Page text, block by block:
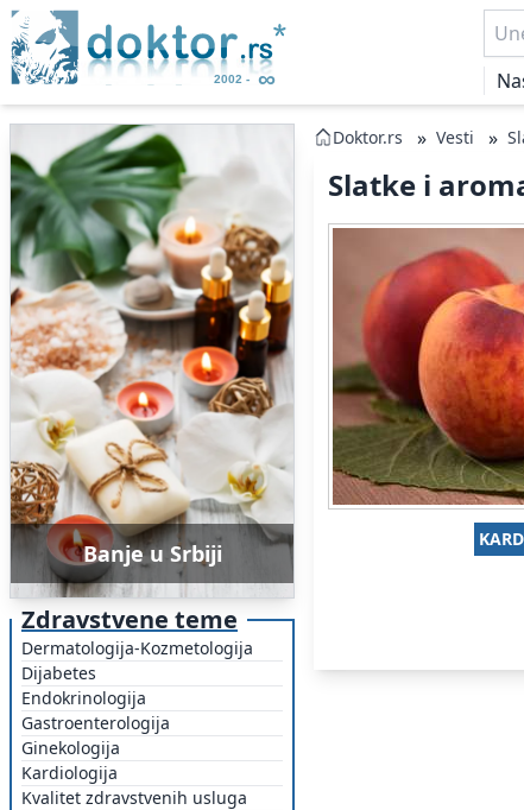
Doktor.rs » Vesti »
Slatke i
Banje u Srbiji
Zdravstvene teme
Dermatologija-Kozmetologija
Dijabetes
Endokrinologija
Gastroenterologija
Ginekologija
Kardiologija
Kvalitet zdravstvenih usluga